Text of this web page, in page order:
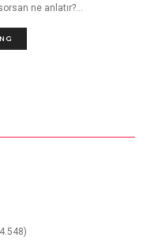
ne anlatır?...